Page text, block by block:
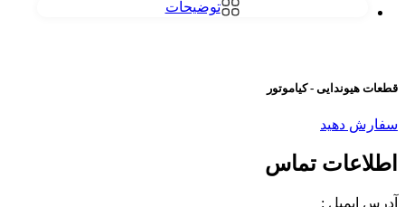
توضیحات
قطعات هیوندایی - کیاموتور
سفارش دهید
اطلاعات تماس
آدرس ایمیل :